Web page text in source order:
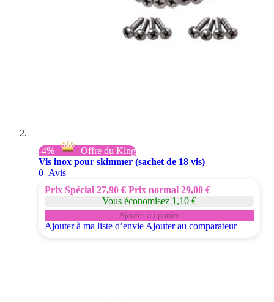
-4%
Offre du King
Vis inox pour skimmer (sachet de 18 vis)
0 Avis
Prix Spécial 27,90 € Prix normal 29,00 €
Vous économisez 1,10 €
Ajouter au panier
Ajouter à ma liste d’envie Ajouter au comparateur